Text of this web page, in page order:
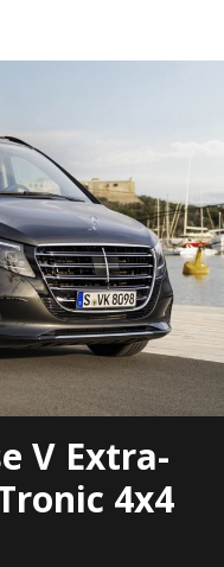
V Extra-
4x4